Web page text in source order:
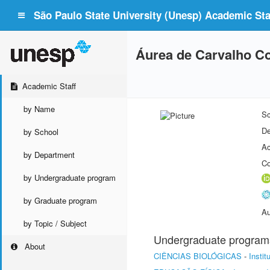
São Paulo State University (Unesp) Academic
Academic Staff
by Name
by School
by Department
by Undergraduate program
by Graduate program
by Topic / Subject
About
Áurea de Carvalho
Undergraduate
CIÊNCIAS BIOLÓGICAS -